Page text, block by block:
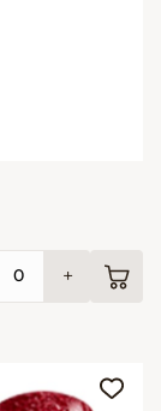
+